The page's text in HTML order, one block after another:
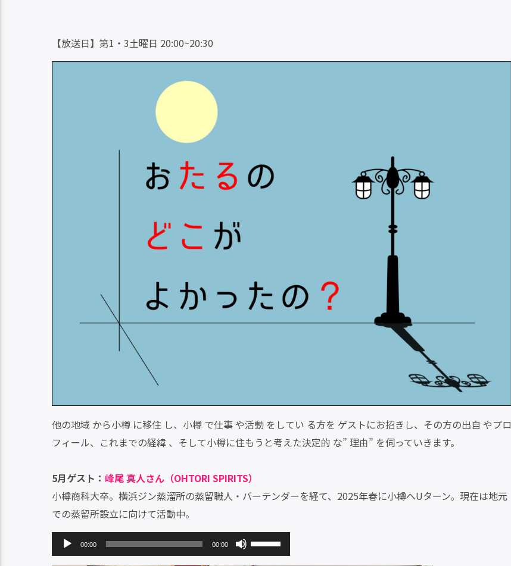
【放送日】第1・3土曜日 20:00~20:30
他の地域 から小樽 に移住 し、小樽 で仕事 や活動 をしてい る方を ゲストにお招きし、その方の出自 やプロ
フィール、これまでの経緯 、そして小樽に住もうと考えた決定的 な” 理由” を伺っていきます。
5月ゲスト： 峰尾 真人さん（OHTORI SPIRITS）
小樽商科大卒。横浜ジン蒸溜所の蒸留職人・バーテンダーを経て、2025年春に小樽へUターン。現在は地元
での蒸留所設立に向けて活動中。
声
00:00 00:00
ボ
リ